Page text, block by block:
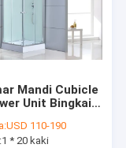
Mandi Cubicle
Unit Bingkai
USD 110-190
1 * 20 kaki